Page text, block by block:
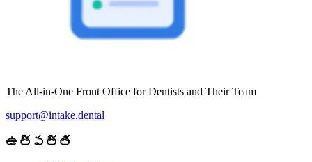
The All-in-One Front Office for Dentists and Their Team
support@intake.dental
ఉత్పత్తి